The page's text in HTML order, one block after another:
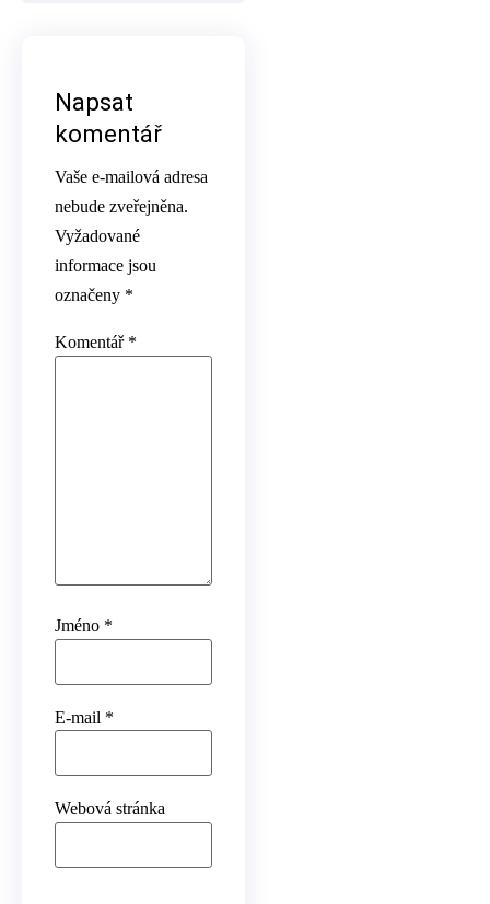
Napsat
komentář
Vaše e-mailová adresa
nebude zveřejněna.
Vyžadované
informace jsou
označeny *
Komentář *
Jméno *
E-mail *
Webová stránka